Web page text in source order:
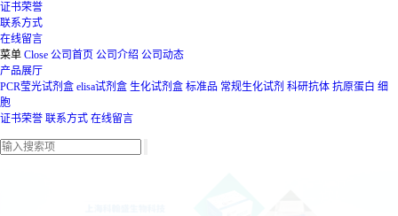
证书荣誉
联系方式
在线留言
菜单 Close 公司首页 公司介绍 公司动态
产品展厅
PCR莹光试剂盒 elisa试剂盒 生化试剂盒 标准品 常规生化试剂 科研抗体 抗原蛋白 细
胞
证书荣誉 联系方式 在线留言